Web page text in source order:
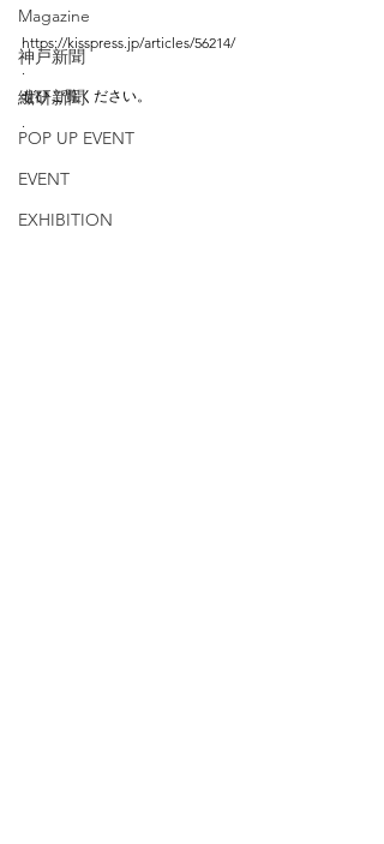
Magazine
神戸新聞
繊研新聞
POP UP EVENT
EVENT
EXHIBITION
.
https://kisspress.jp/articles/56214/
.
ぜひご覧ください。
.